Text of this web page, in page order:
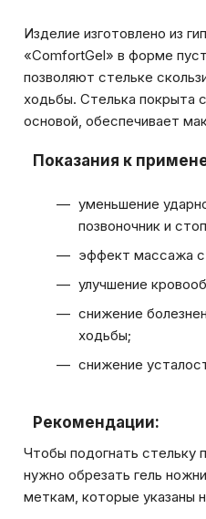
Изделие изготовлено из
«ComfortGel» в форме
позволяют стельке
ходьбы. Стелька покрыта
основой, обеспечивает
Показания к
уменьшение
позвоночник и
эффект массажа
улучшение
снижение
ходьбы;
снижение
Рекомендации:
Чтобы подогнать стельку
нужно обрезать гель
меткам, которые указаны